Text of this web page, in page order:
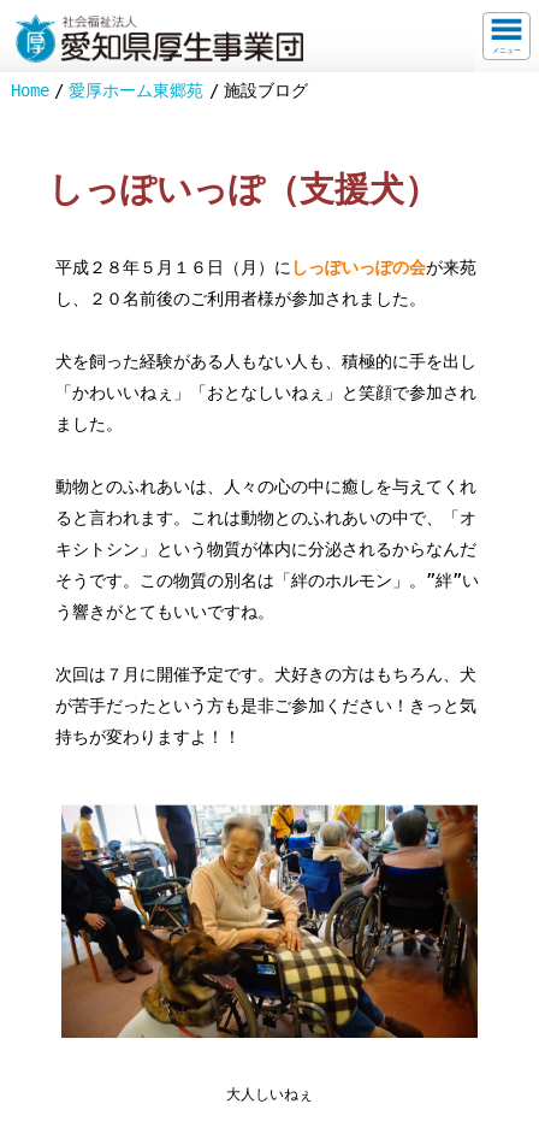
メニュー
Home 愛厚ホーム東郷苑 施設ブログ
しっぽいっぽ（支援犬）
平成２８年５月１６日（月）に しっぽいっぽの会が来苑
し、２０名前後のご利用者様が参加されました。
犬を飼った経験がある人もない人も、積極的に手を出し
「かわいいねぇ」「おとなしいねぇ」と笑顔で参加され
ました。
動物とのふれあいは、人々の心の中に癒しを与えてくれ
ると言われます。これは動物とのふれあいの中で、「オ
キシトシン」という物質が体内に分泌されるからなんだ
そうです。この物質の別名は「絆のホルモン」。”絆”い
う響きがとてもいいですね。
次回は７月に開催予定です。犬好きの方はもちろん、犬
が苦手だったという方も是非ご参加ください！きっと気
持ちが変わりますよ！！
大人しいねぇ